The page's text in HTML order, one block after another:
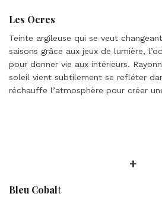
Les Ocres
Teinte argileuse qui se veut
saisons grâce aux jeux de lumière,
pour donner vie aux intérieurs.
soleil vient subtilement se refléter
réchauffe l’atmosphère pour créer
+
Bleu Cobalt